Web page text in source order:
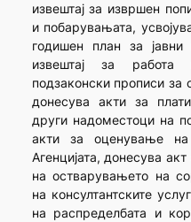
извештај за извршен
и побарувањата,
годишен план за јавни
извештај за работа
подзаконски прописи за
донесува акти за
други надоместоци на
акти за оценување
Агенцијата, донесува
на остварувањето на
на консултантските
на распределбата и